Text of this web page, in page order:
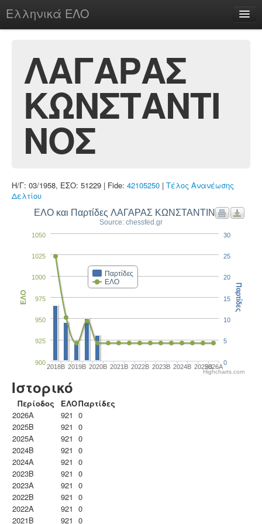
Ελληνικά ΕΛΟ
chesstu.be @ discord
Login
ΛΑΓΑΡΑΣ
ΚΩΝΣΤΑΝΤΙ
ΝΟΣ
Η/Γ: 03/1958, ΕΣΟ: 51229 | Fide: 42105250 | Τέλος Ανανέωσης
Δελτίου
ΕΛΟ και Παρτίδες ΛΑΓΑΡΑΣ ΚΩΝΣΤΑΝΤΙΝΟΣ
Source: chessfed.gr
Παρτίδες
ΕΛΟ
2018B 2019B 2020B 2021B 2022B 2023B 2024B 2025B2026A
900
925
950
975
1000
1025
1050
ΕΛΟ
0
5
10
15
20
25
30
Παρτίδες
Highcharts.com
Ιστορικό
Περίοδος ΕΛΟΠαρτίδες
2026A
921 0
2025B
921 0
2025A
921 0
2024B
921 0
2024A
921 0
2023B
921 0
2023Α
921 0
2022B
921 0
2022A
921 0
2021B
921 0